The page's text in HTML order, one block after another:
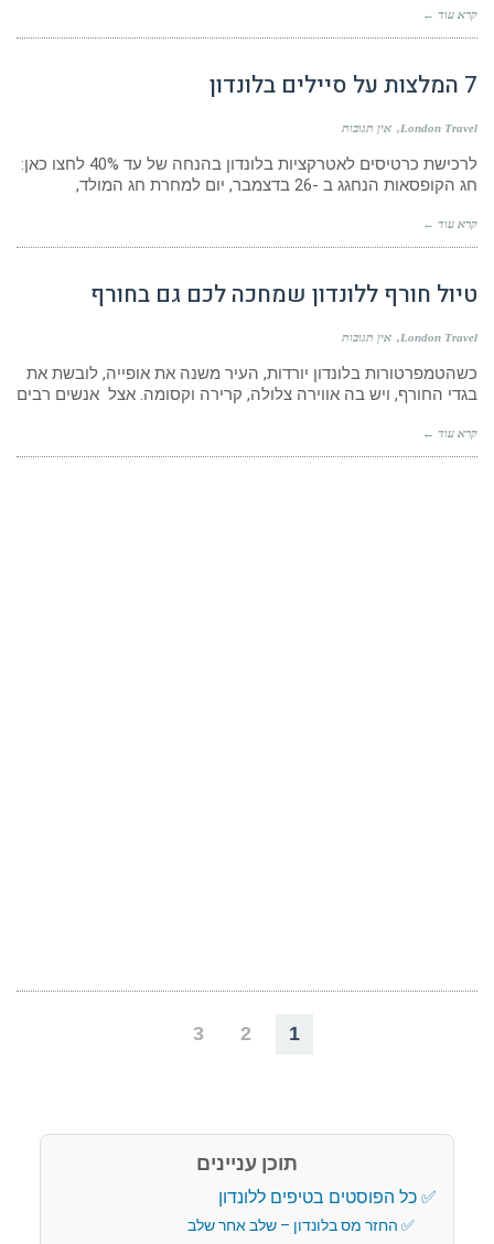
קרא עוד ←
7 המלצות על סיילים בלונדון
London Travel אין תגובות
לרכישת כרטיסים לאטרקציות בלונדון בהנחה של עד 40% לחצו כאן:
חג הקופסאות הנחגג ב -26 בדצמבר, יום למחרת חג המולד,
קרא עוד ←
טיול חורף ללונדון שמחכה לכם גם בחורף
London Travel אין תגובות
כשהטמפרטורות בלונדון יורדות, העיר משנה את אופייה, לובשת את
בגדי החורף, ויש בה אווירה צלולה, קרירה וקסומה. אצל אנשים רבים
קרא עוד ←
1
2
3
תוכן עניינים
כל הפוסטים בטיפים ללונדון
החזר מס בלונדון – שלב אחר שלב